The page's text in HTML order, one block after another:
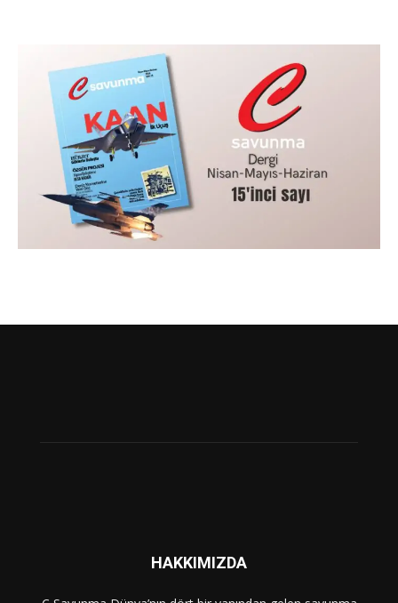
HAKKIMIZDA